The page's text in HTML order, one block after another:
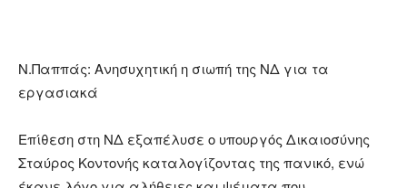
Ν.Παππάς: Ανησυχητική η σιωπή της ΝΔ για τα
εργασιακά
Επίθεση στη ΝΔ εξαπέλυσε ο υπουργός Δικαιοσύνης
Σταύρος Κοντονής καταλογίζοντας της πανικό, ενώ